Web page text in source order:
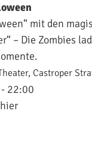
mit den
– Die Zombies
Castroper
22:00
hier